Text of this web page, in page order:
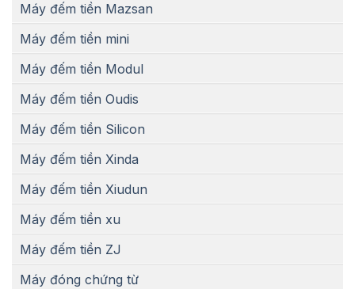
Máy đếm tiền Mazsan
Máy đếm tiền mini
Máy đếm tiền Modul
Máy đếm tiền Oudis
Máy đếm tiền Silicon
Máy đếm tiền Xinda
Máy đếm tiền Xiudun
Máy đếm tiền xu
Máy đếm tiền ZJ
Máy đóng chứng từ